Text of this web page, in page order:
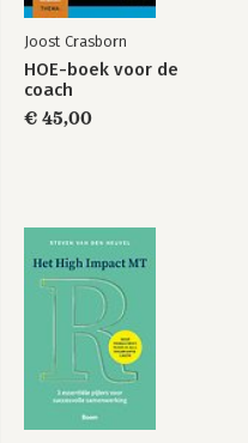
Joost Crasborn
HOE-boek voor de
coach
€ 45,00